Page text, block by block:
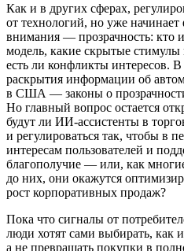
Как и в других сферах,
от технологий, но уже
внимания — прозрачность: кто
модель, какие скрытые
есть ли конфликты интересов.
раскрытия информации об
в США — законы о
Но главный вопрос остается
будут ли ИИ‑ассистенты в
и регулироваться так, чтобы в
интересам пользователей и
благополучие — или, как
до них, они окажутся
рост корпоративных продаж?
Пока что сигналы от
люди хотят сами выбирать, как
а не превращать покупки в